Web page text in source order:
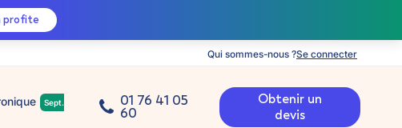
profite
Qui sommes-nous ?Se connecter
Sept.
01 76 41 05
60
Obtenir un
devis